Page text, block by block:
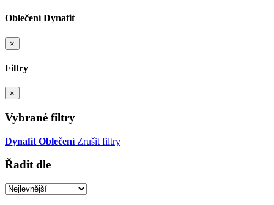
Oblečení Dynafit
×
Filtry
×
Vybrané filtry
Dynafit Oblečení Zrušit filtry
Řadit dle